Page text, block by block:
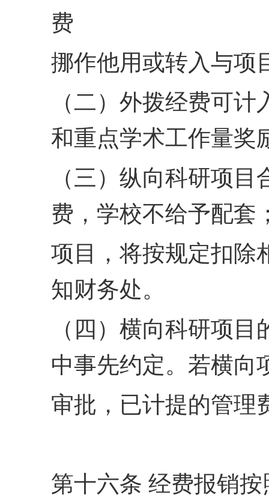
费
挪作他用或转入与项
（二）外拨经费可
和重点学术工作量奖
（三）纵向科研项
费，学校不给予配套
项目，将按规定扣除
知财务处。
（四）横向科研项
中事先约定。若横向
审批，已计提的管理
第十六条 经费报销